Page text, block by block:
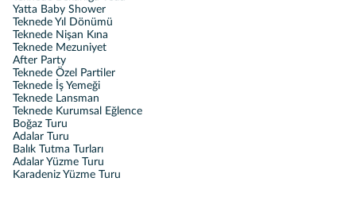
Yatta Baby Shower
Teknede Yıl Dönümü
Teknede Nişan Kına
Teknede Mezuniyet
After Party
Teknede Özel Partiler
Teknede İş Yemeği
Teknede Lansman
Teknede Kurumsal Eğlence
Boğaz Turu
Adalar Turu
Balık Tutma Turları
Adalar Yüzme Turu
Karadeniz Yüzme Turu